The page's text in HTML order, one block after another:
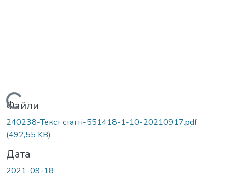
Вантажиться...
Файли
240238-Текст статті-551418-1-10-20210917.pdf
(492,55 KB)
Дата
2021-09-18